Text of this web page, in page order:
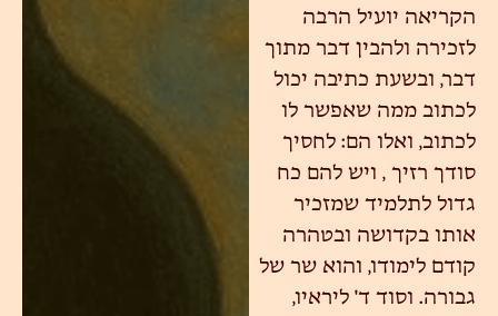
הקריאה יועיל הרבה
לזכירה ולהבין דבר מתוך
דבר, ובשעת כתיבה יכול
לכתוב ממה שאפשר לו
לכתוב, ואלו הם: לחסיך
סודך רזיך , ויש להם כח
גדול לתלמיד שמזכיר
אותו בקדושה ובטהרה
קודם לימודו, והוא שר של
גבורה. וסוד ד' ליראיו,